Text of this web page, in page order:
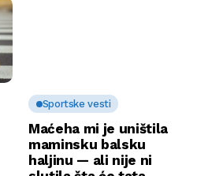
Sportske vesti
Maćeha mi je uništila
maminsku balsku
haljinu — ali nije ni